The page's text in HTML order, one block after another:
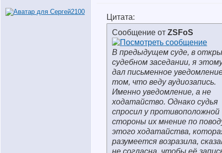
Цитата:
Сообщение от ZSFoS
В предыдущем суде, в
судебном заседании, я
дал письменное
том, что веду аудиозапись.
Именно уведомление, а не
ходатайство. Однако судья
спросил у противоположной
стороны их мнение по
этого ходатайства,
разумеется возразила,
не согласна, чтобы её